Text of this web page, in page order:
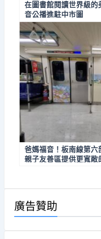
在圖書館閱讀世界級
音公播進駐中市圖
爸媽福音！板南線第
親子友善區提供更寬敞
廣告贊助